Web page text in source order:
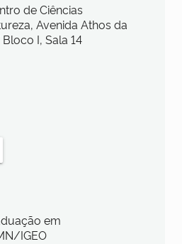
de Ciências
Avenida Athos da
I, Sala 14
em
IGEO